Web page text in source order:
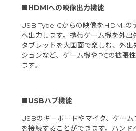
■HDMIへの映像出力機能
USB Type-Cからの映像をHDMIの
へ出力します。携帯ゲーム機を外出
タブレットを大画面で楽しむ、外出
ションなど、ゲーム機やPCの拡張
ます。
■USBハブ機能
USBのキーボードやマイク、ゲーム
を接続することができます。ハンド